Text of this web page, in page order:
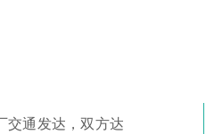
交通发达，双方达